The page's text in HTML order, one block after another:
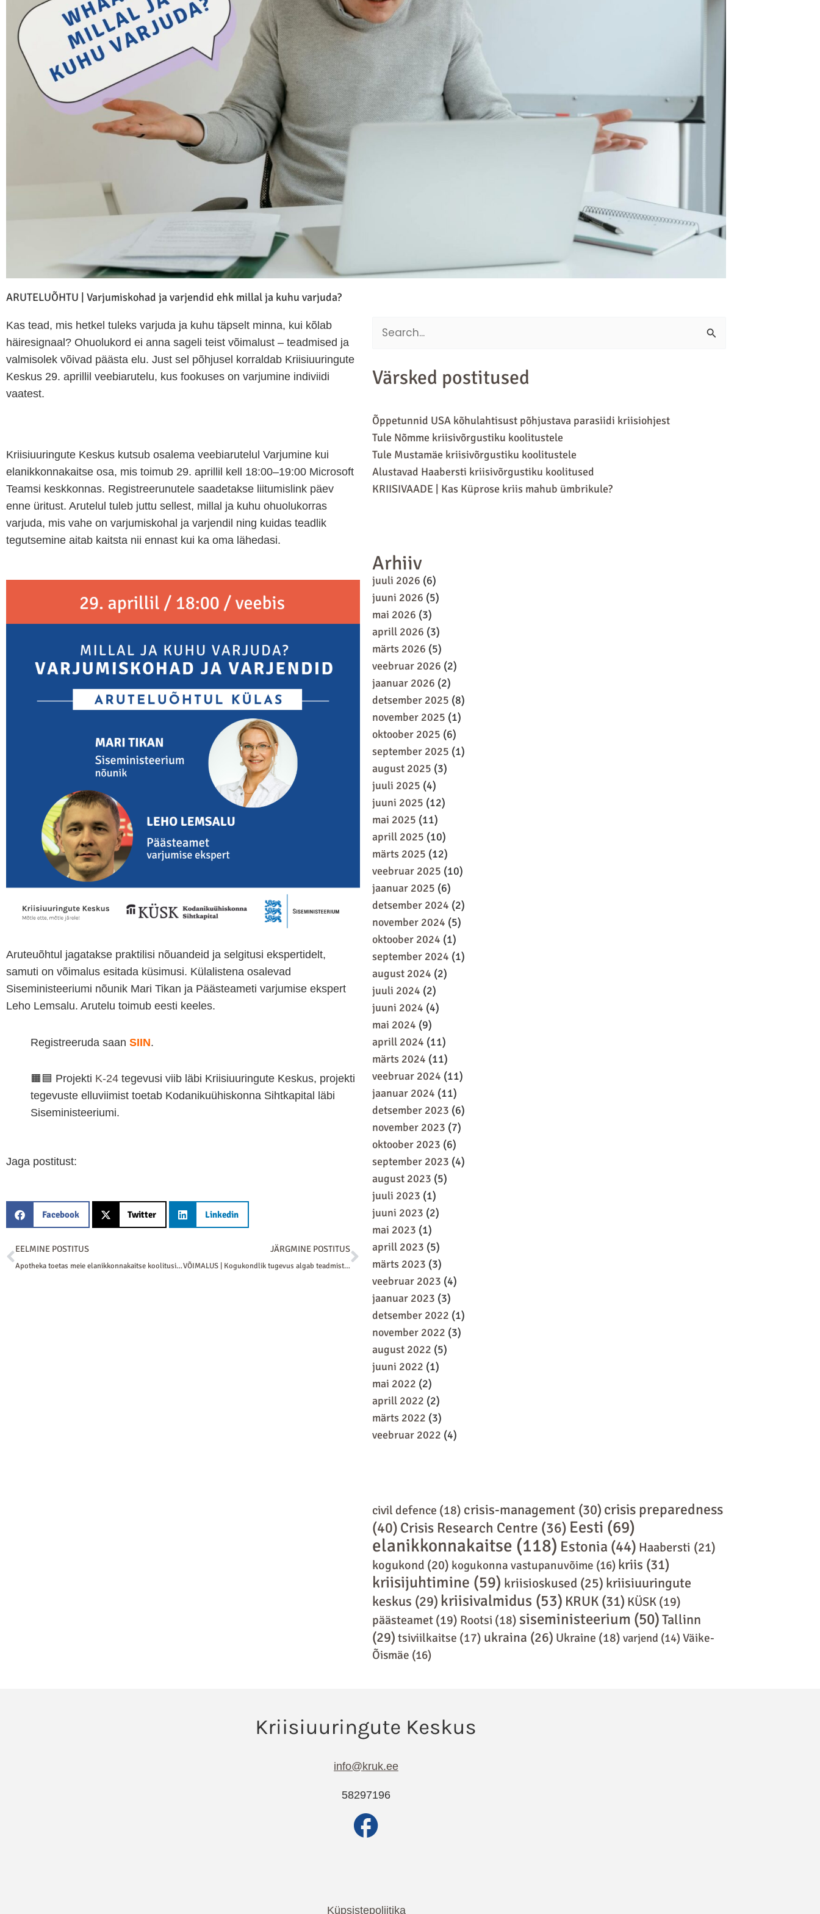
ARUTELUÕHTU | Varjumiskohad ja varjendid ehk millal ja kuhu varjuda?
Kas tead, mis hetkel tuleks varjuda ja kuhu täpselt minna, kui kõlab
häiresignaal? Ohuolukord ei anna sageli teist võimalust – teadmised ja
valmisolek võivad päästa elu. Just sel põhjusel korraldab Kriisiuuringute
Keskus 29. aprillil veebiarutelu, kus fookuses on varjumine indiviidi
vaatest.
Kriisiuuringute Keskus kutsub osalema veebiarutelul Varjumine kui
elanikkonnakaitse osa, mis toimub 29. aprillil kell 18:00–19:00 Microsoft
Teamsi keskkonnas. Registreerunutele saadetakse liitumislink päev
enne üritust. Arutelul tuleb juttu sellest, millal ja kuhu ohuolukorras
varjuda, mis vahe on varjumiskohal ja varjendil ning kuidas teadlik
tegutsemine aitab kaitsta nii ennast kui ka oma lähedasi.
Aruteuõhtul jagatakse praktilisi nõuandeid ja selgitusi ekspertidelt,
samuti on võimalus esitada küsimusi. Külalistena osalevad
Siseministeeriumi nõunik Mari Tikan ja Päästeameti varjumise ekspert
Leho Lemsalu. Arutelu toimub eesti keeles.
Registreeruda saan SIIN.
🟧🟦 Projekti K-24 tegevusi viib läbi Kriisiuuringute Keskus, projekti
tegevuste elluviimist toetab Kodanikuühiskonna Sihtkapital läbi
Siseministeeriumi.
Jaga postitust:
Facebook Twitter Linkedin
Prev
EELMINE POSTITUS
Apotheka toetas meie elanikkonnakaitse koolitusi vajalike meditsiininäidistega
JÄRGMINE POSTITUS
VÕIMALUS | Kogukondlik tugevus algab teadmistest
Next
Search
Värsked postitused
Õppetunnid USA kõhulahtisust põhjustava parasiidi kriisiohjest
Tule Nõmme kriisivõrgustiku koolitustele
Tule Mustamäe kriisivõrgustiku koolitustele
Alustavad Haabersti kriisivõrgustiku koolitused
KRIISIVAADE | Kas Küprose kriis mahub ümbrikule?
Arhiiv
juuli 2026 (6)
juuni 2026 (5)
mai 2026 (3)
aprill 2026 (3)
märts 2026 (5)
veebruar 2026 (2)
jaanuar 2026 (2)
detsember 2025 (8)
november 2025 (1)
oktoober 2025 (6)
september 2025 (1)
august 2025 (3)
juuli 2025 (4)
juuni 2025 (12)
mai 2025 (11)
aprill 2025 (10)
märts 2025 (12)
veebruar 2025 (10)
jaanuar 2025 (6)
detsember 2024 (2)
november 2024 (5)
oktoober 2024 (1)
september 2024 (1)
august 2024 (2)
juuli 2024 (2)
juuni 2024 (4)
mai 2024 (9)
aprill 2024 (11)
märts 2024 (11)
veebruar 2024 (11)
jaanuar 2024 (11)
detsember 2023 (6)
november 2023 (7)
oktoober 2023 (6)
september 2023 (4)
august 2023 (5)
juuli 2023 (1)
juuni 2023 (2)
mai 2023 (1)
aprill 2023 (5)
märts 2023 (3)
veebruar 2023 (4)
jaanuar 2023 (3)
detsember 2022 (1)
november 2022 (3)
august 2022 (5)
juuni 2022 (1)
mai 2022 (2)
aprill 2022 (2)
märts 2022 (3)
veebruar 2022 (4)
civil defence (18) crisis-management (30) crisis preparedness
(40) Crisis Research Centre (36) Eesti (69)
elanikkonnakaitse (118) Estonia (44) Haabersti (21)
kogukond (20) kogukonna vastupanuvõime (16) kriis (31)
kriisijuhtimine (59) kriisioskused (25) kriisiuuringute
keskus (29) kriisivalmidus (53) KRUK (31) KÜSK (19)
päästeamet (19) Rootsi (18) siseministeerium (50)Tallinn
(29) tsiviilkaitse (17) ukraina (26) Ukraine (18) varjend (14) Väike-
Õismäe (16)
info@kruk.ee
58297196
Küpsistepoliitika